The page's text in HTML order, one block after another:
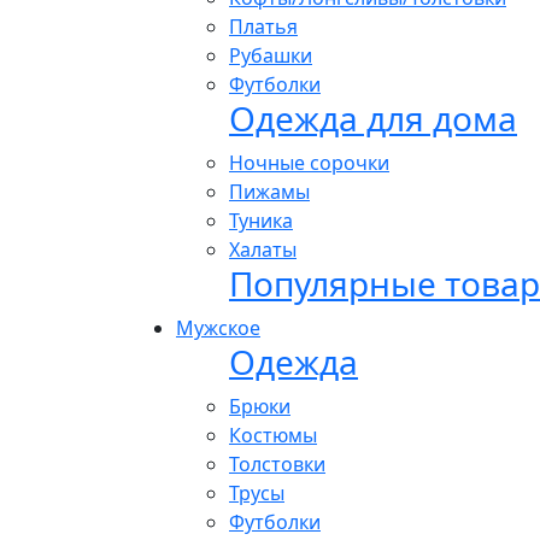
Платья
Рубашки
Футболки
Одежда для дома
Ночные сорочки
Пижамы
Туника
Халаты
Популярные
Мужское
Одежда
Брюки
Костюмы
Толстовки
Трусы
Футболки